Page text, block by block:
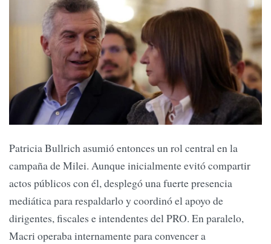
Patricia Bullrich asumió entonces un rol central en la
campaña de Milei. Aunque inicialmente evitó compartir
actos públicos con él, desplegó una fuerte presencia
mediática para respaldarlo y coordinó el apoyo de
dirigentes, fiscales e intendentes del PRO. En paralelo,
Macri operaba internamente para convencer a